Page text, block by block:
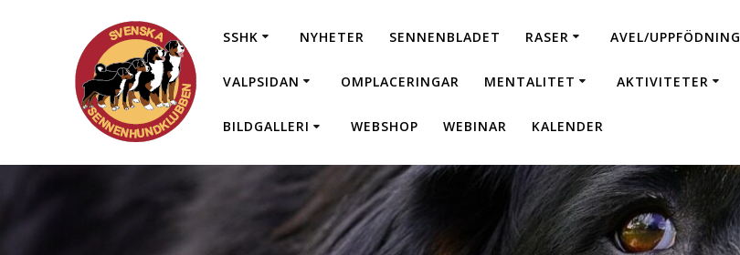
SSHK NYHETER SENNENBLADET RASER AVEL/UPPFÖDNING
VALPSIDAN OMPLACERINGAR MENTALITET AKTIVITETER
BILDGALLERI WEBSHOP WEBINAR KALENDER